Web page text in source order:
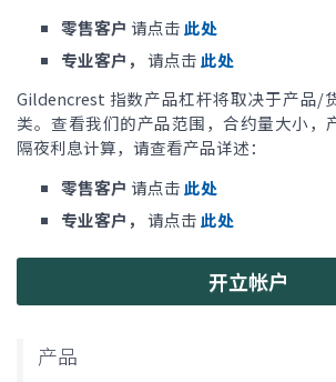
零售客户 请点击 此处
专业客户， 请点击 此处
Gildencrest 指数产品杠杆将取决于产品/
类。查看我们的产品范围，合约量大小，
隔夜利息计算，请查看产品详述：
零售客户 请点击 此处
专业客户， 请点击 此处
开立帐户
产品